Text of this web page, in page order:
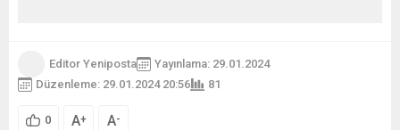
Editor Yeniposta
Yayınlama: 29.01.2024
Düzenleme: 29.01.2024 20:56
81
0 A+ A-